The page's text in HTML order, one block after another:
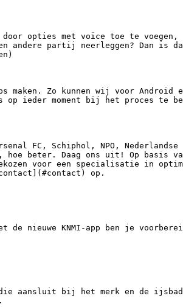
opties met voice toe te voegen,
andere partij neerleggen? Dan is
Zo kunnen wij voor Android
op ieder moment bij het proces te
FC, Schiphol, NPO,
hoe beter. Daag ons uit! Op basis
voor een specialisatie in
op.
de nieuwe KNMI-app ben je
aansluit bij het merk en de